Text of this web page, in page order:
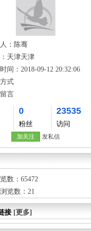
： 陈骞
天津天津
间： 2018-09-12 20:32:06
式
言
0
粉丝
23535
访问
加关注 发私信
数：65472
览数：21
接 [更多]